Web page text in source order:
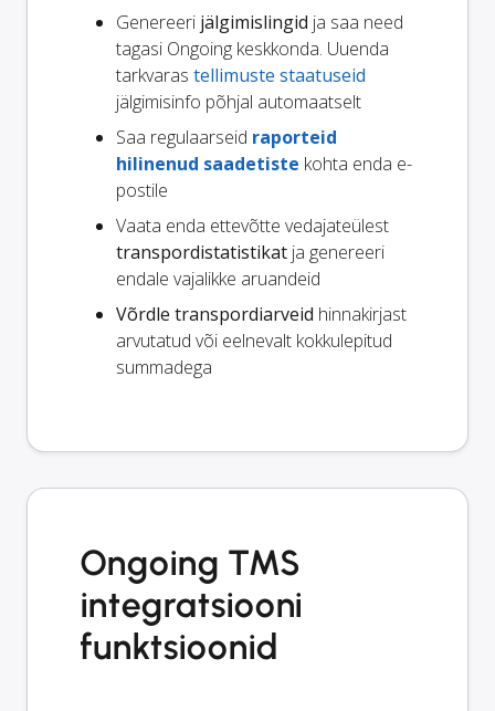
Genereeri jälgimislingid ja saa need
tagasi Ongoing keskkonda. Uuenda
tarkvaras tellimuste staatuseid
jälgimisinfo põhjal automaatselt
Saa regulaarseid raporteid
hilinenud saadetiste kohta enda e-
postile
Vaata enda ettevõtte vedajateülest
transpordistatistikat ja genereeri
endale vajalikke aruandeid
Võrdle transpordiarveid hinnakirjast
arvutatud või eelnevalt kokkulepitud
summadega
Ongoing TMS
integratsiooni
funktsioonid